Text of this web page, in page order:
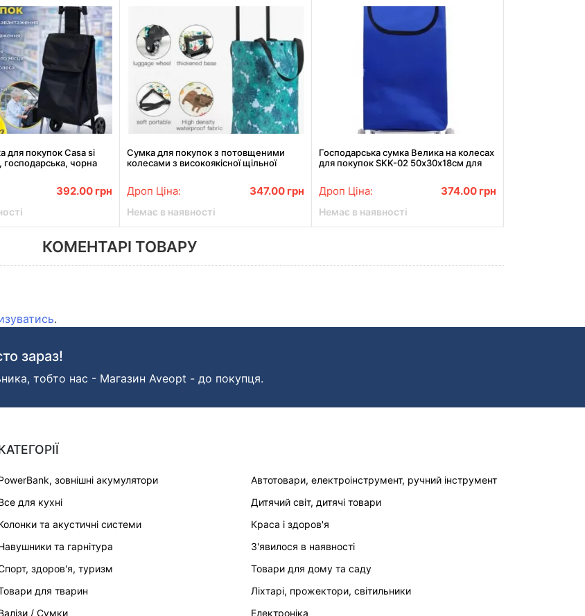
для покупок Casa si
господарська, чорна
392.00 грн
Сумка для покупок з потовщеними
колесами з високоякісної щільної
Дроп Ціна: 347.00 грн
Немає в наявності
Господарська сумка Велика на колесах
для покупок SKK-02 50х30х18см для
Дроп Ціна: 374.00 грн
Немає в наявності
КОМЕНТАРІ ТОВАРУ
.
зараз!
тобто нас - Магазин Aveopt - до покупця.
зовнішні акумулятори
Автотовари, електроінструмент, ручний інструмент
для кухні
Дитячий світ, дитячі товари
та акустичні системи
Краса і здоров'я
та гарнітура
З'явилося в наявності
здоров'я, туризм
Товари для дому та саду
для тварин
Ліхтарі, прожектори, світильники
/ Сумки
Електроніка